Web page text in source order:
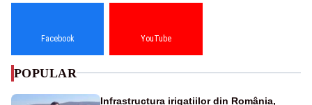
Facebook YouTube
POPULAR
Infrastructura irigațiilor din România,